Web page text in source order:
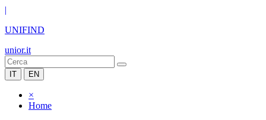
|
UNIFIND
unior.it
IT EN
×
Home